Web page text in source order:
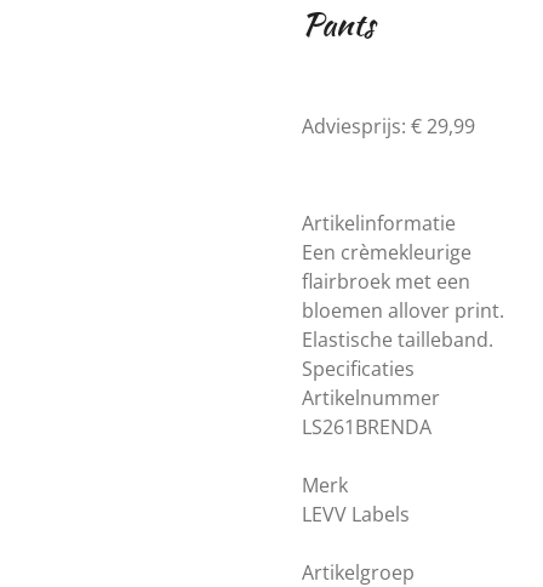
Pants
Adviesprijs: € 29,99
Artikelinformatie
Een crèmekleurige
flairbroek met een
bloemen allover print.
Elastische tailleband.
Specificaties
Artikelnummer
LS261BRENDA
Merk
LEVV Labels
Artikelgroep